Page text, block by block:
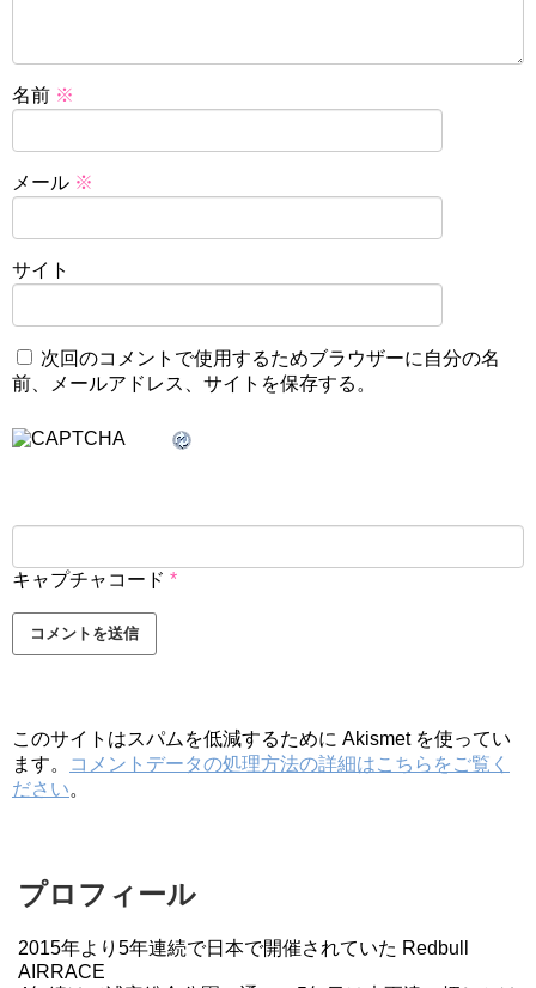
名前 ※
メール ※
サイト
次回のコメントで使用するためブラウザーに自分の名
前、メールアドレス、サイトを保存する。
キャプチャコード *
このサイトはスパムを低減するために Akismet を使ってい
ます。
コメントデータの処理方法の詳細はこちらをご覧く
ださい。
プロフィール
2015年より5年連続で日本で開催されていた Redbull
AIRRACE